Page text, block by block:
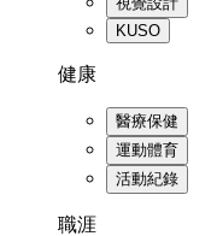
KUSO
健康
醫療保健
運動體育
活動紀錄
職涯